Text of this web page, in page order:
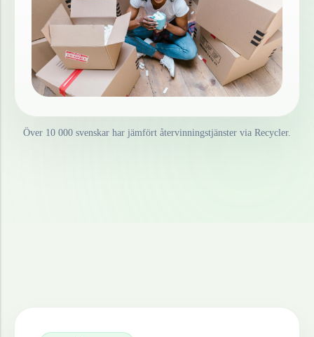
Över 10 000 svenskar har jämfört återvinningstjänster via Recycler.